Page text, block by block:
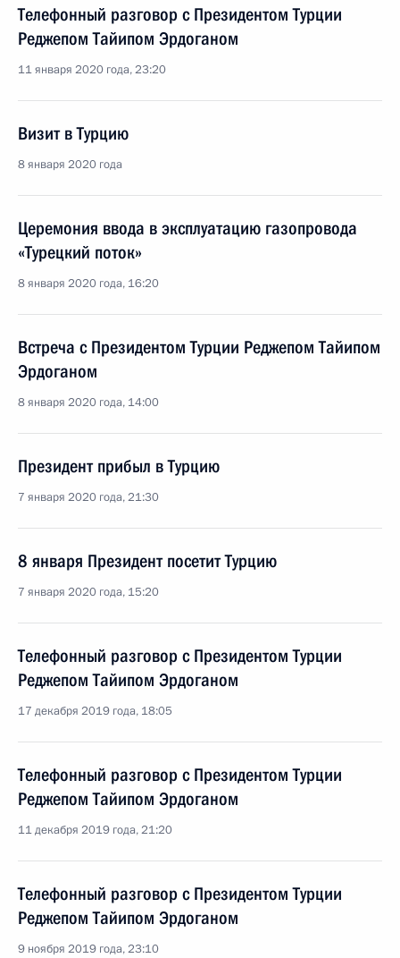
Телефонный разговор с Президентом Турции
Реджепом Тайипом Эрдоганом
11 января 2020 года, 23:20
Визит в Турцию
8 января 2020 года
Церемония ввода в эксплуатацию газопровода
«Турецкий поток»
8 января 2020 года, 16:20
Встреча с Президентом Турции Реджепом Тайипом
Эрдоганом
8 января 2020 года, 14:00
Президент прибыл в Турцию
7 января 2020 года, 21:30
8 января Президент посетит Турцию
7 января 2020 года, 15:20
Телефонный разговор с Президентом Турции
Реджепом Тайипом Эрдоганом
17 декабря 2019 года, 18:05
Телефонный разговор с Президентом Турции
Реджепом Тайипом Эрдоганом
11 декабря 2019 года, 21:20
Телефонный разговор с Президентом Турции
Реджепом Тайипом Эрдоганом
9 ноября 2019 года, 23:10